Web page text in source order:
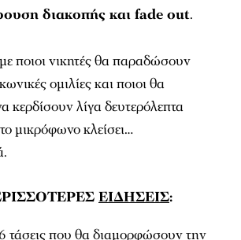
διακοπής και fade out.
ποιοι νικητές θα παραδώσουν
ομιλίες και ποιοι θα
λίγα δευτερόλεπτα
μικρόφωνο κλείσει…
ΕΙΔΗΣΕΙΣ:
6 τάσεις που θα διαμορφώσουν την